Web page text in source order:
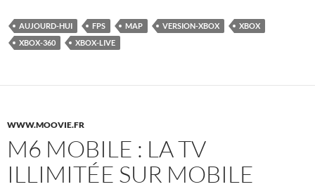
AUJOURD-HUI FPS MAP VERSION-XBOX
XBOX
XBOX-360
XBOX-LIVE
WWW.MOOVIE.FR
M6 MOBILE : LA TV
ILLIMITÉE SUR MOBILE